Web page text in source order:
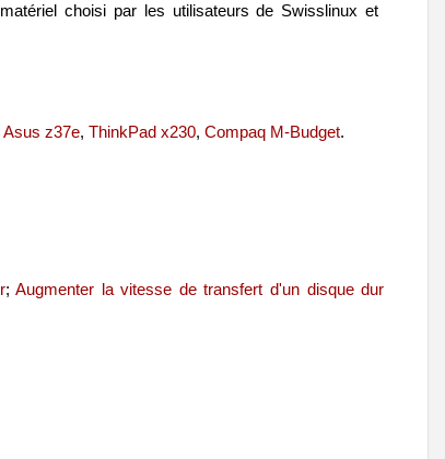
choisi par les utilisateurs de Swisslinux et
Asus z37e, ThinkPad x230, Compaq M-Budget.
;Augmenter la vitesse de transfert d'un disque dur